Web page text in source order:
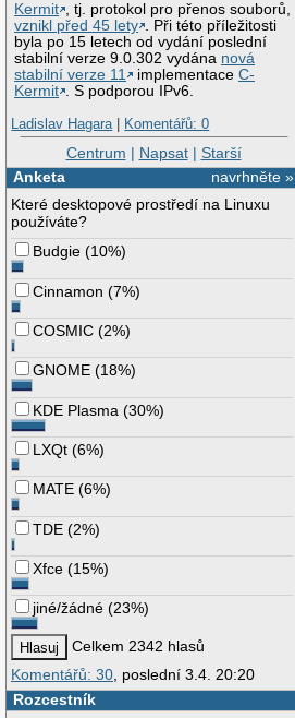
Kermit , tj. protokol pro přenos souborů,
vznikl před 45 lety . Při této příležitosti
byla po 15 letech od vydání poslední
stabilní verze 9.0.302 vydána nová
stabilní verze 11
implementaceC-
Kermit . S podporou IPv6.
Ladislav Hagara| Komentářů: 0
Centrum | Napsat| Starší
navrhněte »
Anketa
Které desktopové prostředí na Linuxu
používáte?
Budgie (10%)
Cinnamon (7%)
COSMIC (2%)
GNOME (18%)
KDE Plasma (30%)
LXQt (6%)
MATE (6%)
TDE (2%)
Xfce (15%)
jiné/žádné (23%)
Celkem 2342 hlasů
Komentářů: 30 , poslední 3.4. 20:20
Rozcestník